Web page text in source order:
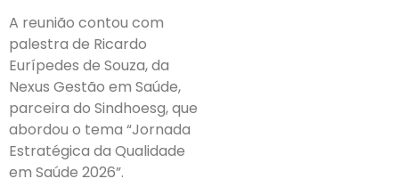
A reunião contou com
palestra de Ricardo
Eurípedes de Souza, da
Nexus Gestão em Saúde,
parceira do Sindhoesg, que
abordou o tema “Jornada
Estratégica da Qualidade
em Saúde 2026”.